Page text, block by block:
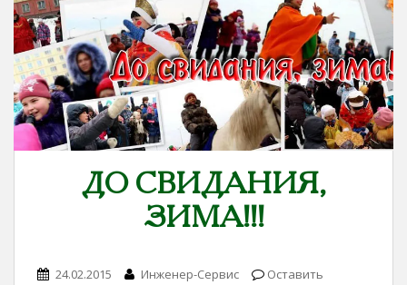
ДО СВИДАНИЯ,
ЗИМА!!!
24.02.2015 Инженер-Сервис
Оставить